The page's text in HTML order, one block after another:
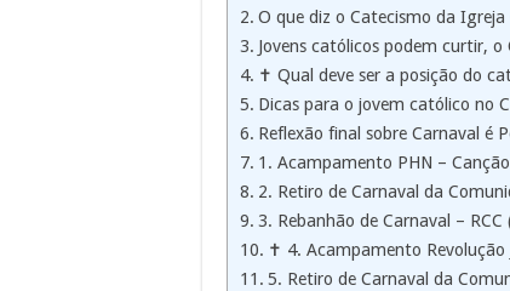
O que diz o Catecismo da
Jovens católicos podem curtir, o
✝️ Qual deve ser a posição do
Dicas para o jovem católico no
Reflexão final sobre Carnaval é
1. Acampamento PHN –
2. Retiro de Carnaval da
3. Rebanhão de Carnaval –
✝️ 4. Acampamento Revolução
5. Retiro de Carnaval da